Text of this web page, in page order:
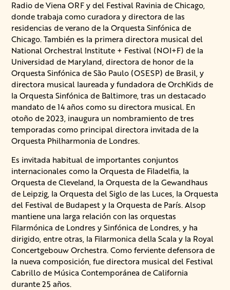
Radio de Viena ORF y del Festival Ravinia de Chicago,
donde trabaja como curadora y directora de las
residencias de verano de la Orquesta Sinfónica de
Chicago. También es la primera directora musical del
National Orchestral Institute + Festival (NOI+F) de la
Universidad de Maryland, directora de honor de la
Orquesta Sinfónica de São Paulo (OSESP) de Brasil, y
directora musical laureada y fundadora de OrchKids de
la Orquesta Sinfónica de Baltimore, tras un destacado
mandato de 14 años como su directora musical. En
otoño de 2023, inaugura un nombramiento de tres
temporadas como principal directora invitada de la
Orquesta Philharmonia de Londres.
Es invitada habitual de importantes conjuntos
internacionales como la Orquesta de Filadelfia, la
Orquesta de Cleveland, la Orquesta de la Gewandhaus
de Leipzig, la Orquesta del Siglo de las Luces, la Orquesta
del Festival de Budapest y la Orquesta de París. Alsop
mantiene una larga relación con las orquestas
Filarmónica de Londres y Sinfónica de Londres, y ha
dirigido, entre otras, la Filarmonica della Scala y la Royal
Concertgebouw Orchestra. Como ferviente defensora de
la nueva composición, fue directora musical del Festival
Cabrillo de Música Contemporánea de California
durante 25 años.